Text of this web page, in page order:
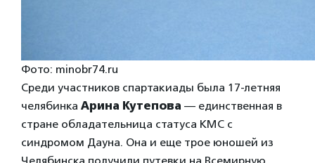
Фото: minobr74.ru
Среди участников спартакиады была 17-летняя
челябинка Арина Кутепова — единственная в
стране обладательница статуса КМС с
синдромом Дауна. Она и еще трое юношей из